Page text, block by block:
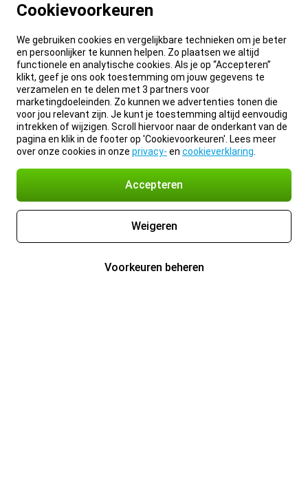
Cookievoorkeuren
We gebruiken cookies en vergelijkbare technieken om je beter
en persoonlijker te kunnen helpen. Zo plaatsen we altijd
functionele en analytische cookies. Als je op “Accepteren”
klikt, geef je ons ook toestemming om jouw gegevens te
verzamelen en te delen met 3 partners voor
marketingdoeleinden. Zo kunnen we advertenties tonen die
voor jou relevant zijn. Je kunt je toestemming altijd eenvoudig
intrekken of wijzigen. Scroll hiervoor naar de onderkant van de
pagina en klik in de footer op 'Cookievoorkeuren'. Lees meer
over onze cookies in onze privacy- en cookieverklaring
Accepteren
Weigeren
Voorkeuren beheren